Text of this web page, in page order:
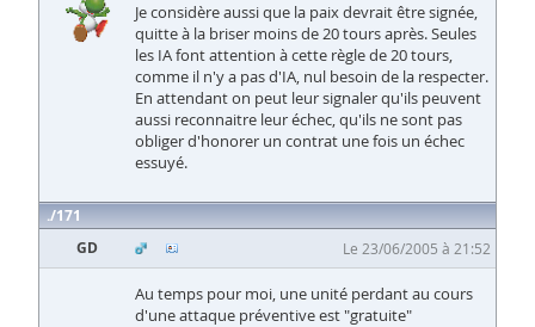
Je considère aussi que la paix devrait être signée,
quitte à la briser moins de 20 tours après. Seules
les IA font attention à cette règle de 20 tours,
comme il n'y a pas d'IA, nul besoin de la respecter.
En attendant on peut leur signaler qu'ils peuvent
aussi reconnaitre leur échec, qu'ils ne sont pas
obliger d'honorer un contrat une fois un échec
essuyé.
171
GD
Le 23/06/2005 à 21:52
Au temps pour moi, une unité perdant au cours
d'une attaque préventive est "gratuite"